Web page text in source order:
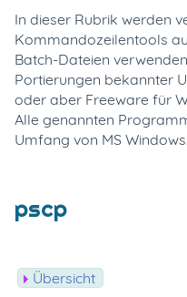
In dieser Rubrik werden
Kommandozeilentools
Batch-Dateien
Portierungen bekannter
oder aber Freeware für
Alle genannten
Umfang von MS Windows.
pscp
Übersicht